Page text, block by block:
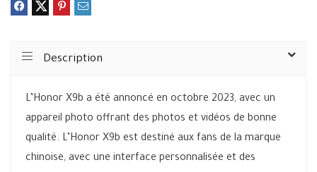
Description
L’Honor X9b a été annoncé en octobre 2023, avec un
appareil photo offrant des photos et vidéos de bonne
qualité. L’Honor X9b est destiné aux fans de la marque
chinoise, avec une interface personnalisée et des